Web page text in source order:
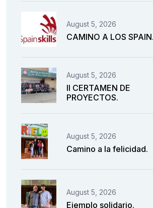
August 5, 2026
CAMINO A LOS SPAIN.
August 5, 2026
II CERTAMEN DE
PROYECTOS.
August 5, 2026
Camino a la felicidad.
August 5, 2026
Ejemplo solidario.